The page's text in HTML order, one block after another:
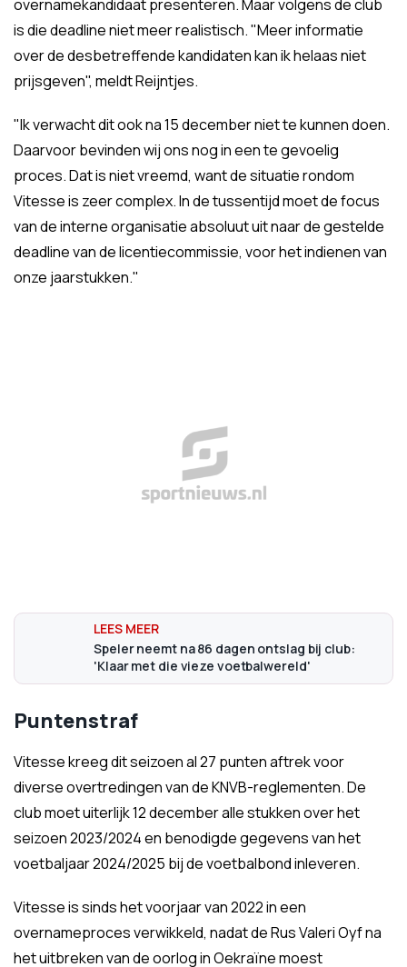
overnamekandidaat presenteren. Maar volgens de club
is die deadline niet meer realistisch. "Meer informatie
over de desbetreffende kandidaten kan ik helaas niet
prijsgeven", meldt Reijntjes.
"Ik verwacht dit ook na 15 december niet te kunnen doen.
Daarvoor bevinden wij ons nog in een te gevoelig
proces. Dat is niet vreemd, want de situatie rondom
Vitesse is zeer complex. In de tussentijd moet de focus
van de interne organisatie absoluut uit naar de gestelde
deadline van de licentiecommissie, voor het indienen van
onze jaarstukken."
Speler neemt na 86 dagen ontslag bij club:
'Klaar met die vieze voetbalwereld'
Puntenstraf
Vitesse kreeg dit seizoen al 27 punten aftrek voor
diverse overtredingen van de KNVB-reglementen. De
club moet uiterlijk 12 december alle stukken over het
seizoen 2023/2024 en benodigde gegevens van het
voetbaljaar 2024/2025 bij de voetbalbond inleveren.
Vitesse is sinds het voorjaar van 2022 in een
overnameproces verwikkeld, nadat de Rus Valeri Oyf na
het uitbreken van de oorlog in Oekraïne moest